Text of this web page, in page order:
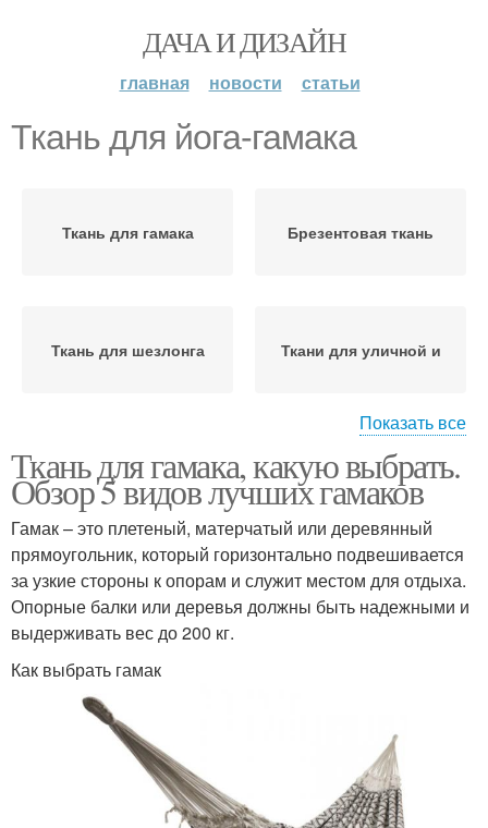
ДАЧА И ДИЗАЙН
главная новости статьи
Ткань для йога-гамака
Ткань для гамака Брезентовая ткань
Ткань для шезлонга Ткани для уличной и
мебели
Знать про уличные
ткани
Показать все
Ткань для гамака, какую выбрать.
Обзор 5 видов лучших гамаков
Гамак – это плетеный, матерчатый или деревянный
прямоугольник, который горизонтально подвешивается
за узкие стороны к опорам и служит местом для отдыха.
Опорные балки или деревья должны быть надежными и
выдерживать вес до 200 кг.
Как выбрать гамак